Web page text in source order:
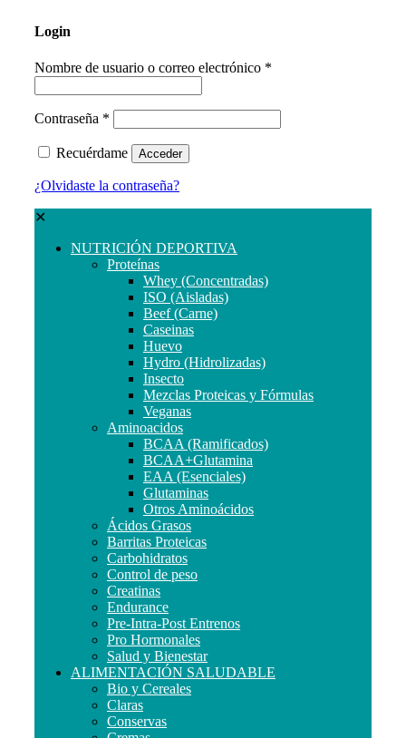
Login
Nombre de usuario o correo electrónico *
Contraseña *
Recuérdame Acceder
¿Olvidaste la contraseña?
✕
NUTRICIÓN DEPORTIVA
Proteínas
Whey (Concentradas)
ISO (Aisladas)
Beef (Carne)
Caseinas
Huevo
Hydro (Hidrolizadas)
Insecto
Mezclas Proteicas y Fórmulas
Veganas
Aminoacidos
BCAA (Ramificados)
BCAA+Glutamina
EAA (Esenciales)
Glutaminas
Otros Aminoácidos
Ácidos Grasos
Barritas Proteicas
Carbohidratos
Control de peso
Creatinas
Endurance
Pre-Intra-Post Entrenos
Pro Hormonales
Salud y Bienestar
ALIMENTACIÓN SALUDABLE
Bio y Cereales
Claras
Conservas